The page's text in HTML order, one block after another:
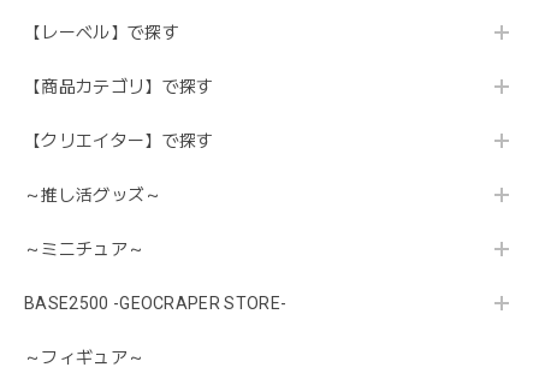
【レーベル】で探す
【商品カテゴリ】で探す
【クリエイター】で探す
～推し活グッズ～
～ミニチュア～
BASE2500 -GEOCRAPER STORE-
～フィギュア～